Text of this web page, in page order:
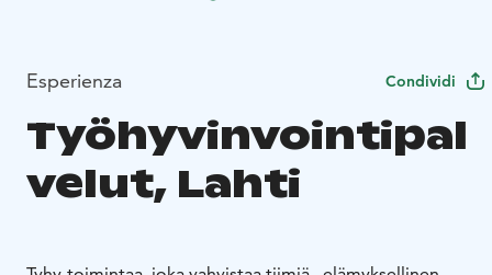
Esperienza Condividi
Työhyvinvointipal
velut, Lahti